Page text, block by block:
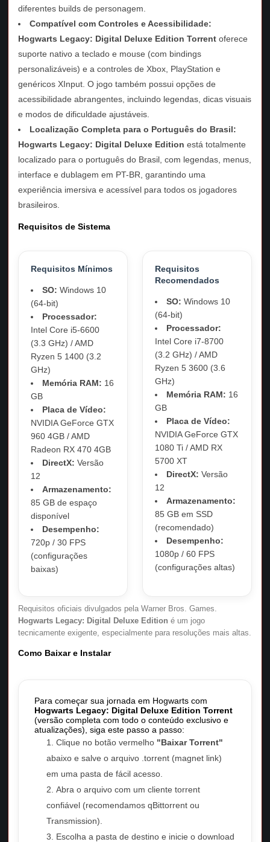
diferentes builds de personagem.
Compatível com Controles e Acessibilidade:
Hogwarts Legacy: Digital Deluxe Edition Torrent oferece
suporte nativo a teclado e mouse (com bindings
personalizáveis) e a controles de Xbox, PlayStation e
genéricos XInput. O jogo também possui opções de
acessibilidade abrangentes, incluindo legendas, dicas visuais
e modos de dificuldade ajustáveis.
Localização Completa para o Português do Brasil:
Hogwarts Legacy: Digital Deluxe Edition está totalmente
localizado para o português do Brasil, com legendas, menus,
interface e dublagem em PT-BR, garantindo uma
experiência imersiva e acessível para todos os jogadores
brasileiros.
Requisitos de Sistema
Requisitos Mínimos
SO: Windows 10
(64-bit)
Processador:
Intel Core i5-6600
(3.3 GHz) / AMD
Ryzen 5 1400 (3.2
GHz)
Memória RAM: 16
GB
Placa de Vídeo:
NVIDIA GeForce GTX
960 4GB / AMD
Radeon RX 470 4GB
DirectX: Versão
12
Armazenamento:
85 GB de espaço
disponível
Desempenho:
720p / 30 FPS
(configurações
baixas)
Requisitos
Recomendados
SO: Windows 10
(64-bit)
Processador:
Intel Core i7-8700
(3.2 GHz) / AMD
Ryzen 5 3600 (3.6
GHz)
Memória RAM: 16
GB
Placa de Vídeo:
NVIDIA GeForce GTX
1080 Ti / AMD RX
5700 XT
DirectX: Versão
12
Armazenamento:
85 GB em SSD
(recomendado)
Desempenho:
1080p / 60 FPS
(configurações altas)
Requisitos oficiais divulgados pela Warner Bros. Games.
Hogwarts Legacy: Digital Deluxe Edition é um jogo
tecnicamente exigente, especialmente para resoluções mais altas.
Como Baixar e Instalar
Para começar sua jornada em Hogwarts com
Hogwarts Legacy: Digital Deluxe Edition Torrent
(versão completa com todo o conteúdo exclusivo e
atualizações), siga este passo a passo:
Clique no botão vermelho "Baixar Torrent"
abaixo e salve o arquivo .torrent (magnet link)
em uma pasta de fácil acesso.
Abra o arquivo com um cliente torrent
confiável (recomendamos qBittorrent ou
Transmission).
Escolha a pasta de destino e inicie o download